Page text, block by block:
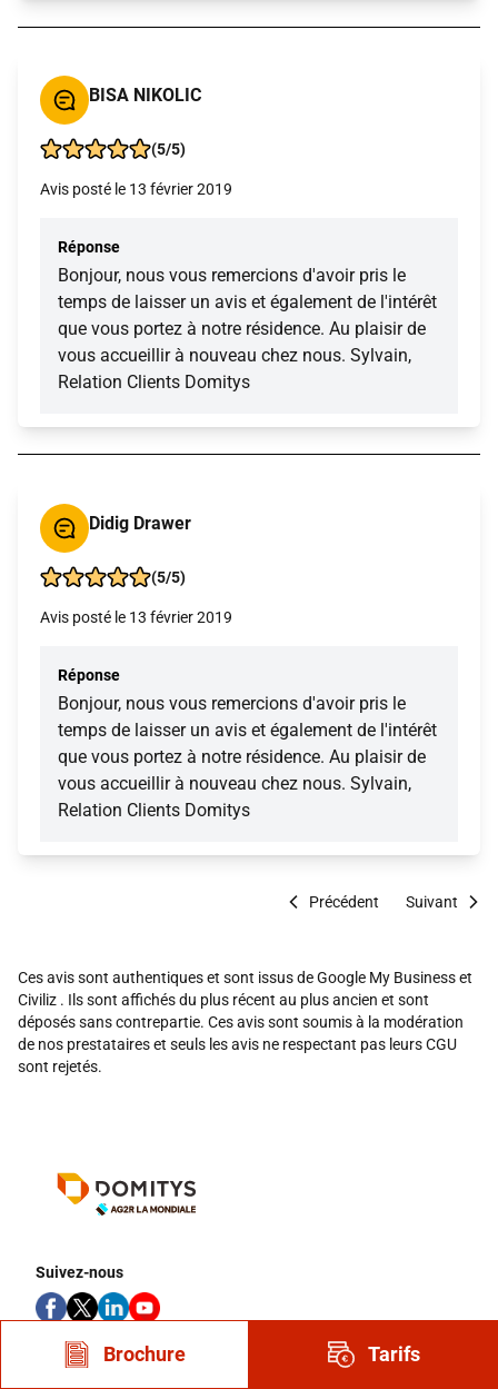
BISA NIKOLIC
(5/5)
Avis posté le 13 février 2019
Réponse
Bonjour, nous vous remercions d'avoir pris le
temps de laisser un avis et également de l'intérêt
que vous portez à notre résidence. Au plaisir de
vous accueillir à nouveau chez nous. Sylvain,
Relation Clients Domitys
Didig Drawer
(5/5)
Avis posté le 13 février 2019
Réponse
Bonjour, nous vous remercions d'avoir pris le
temps de laisser un avis et également de l'intérêt
que vous portez à notre résidence. Au plaisir de
vous accueillir à nouveau chez nous. Sylvain,
Relation Clients Domitys
Précédent Suivant
Ces avis sont authentiques et sont issus de Google My Business et
Civiliz . Ils sont affichés du plus récent au plus ancien et sont
déposés sans contrepartie. Ces avis sont soumis à la modération
de nos prestataires et seuls les avis ne respectant pas leurs CGU
sont rejetés.
Suivez-nous
Nous contacter
Brochure Tarifs